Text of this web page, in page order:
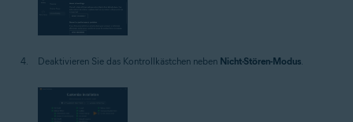
Deaktivieren Sie das Kontrollkästchen neben Nicht-Stören-Modus